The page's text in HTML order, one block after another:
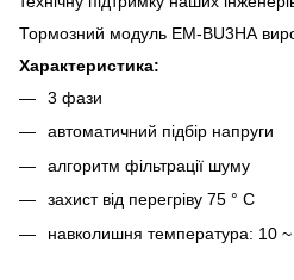
Тормозний модуль EM-BU3НА
Характеристика:
3 фази
автоматичний підбір напруги
алгоритм фільтрації шуму
захист від перегріву 75 ° С
навколишня температура: 10